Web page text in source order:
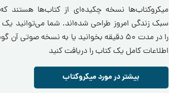
میکروکتاب‌ها نسخه چکیده‌ای از کتاب‌ها هستند
سبک زندگی امروز طراحی شده‌اند. شما می‌توانید یک
را در مدت ۵۰ دقیقه بخوانید یا به نسخه صوتی
اطلاعات کامل یک کتاب را دریافت کنید
بیشتر در مورد میکروکتاب